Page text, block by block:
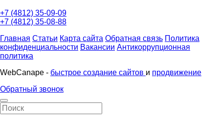
+7 (4812) 35-09-09
+7 (4812) 35-08-88
Главная Статьи Карта сайта Обратная связь Политика
конфиденциальности Вакансии Антикоррупционная
политика
WebCanape - быстрое создание сайтов и продвижение
Обратный звонок